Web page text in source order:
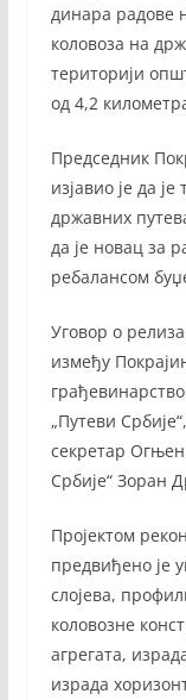
динара радове
коловоза на
територији
од 4,2
Председник
изјавио је да
државних
да је новац за
ребалансом
Уговор о
између
„Путеви
секретар
Србије“ Зоран
Пројектом
предвиђено је
слојева,
коловозне
агрегата,
израда